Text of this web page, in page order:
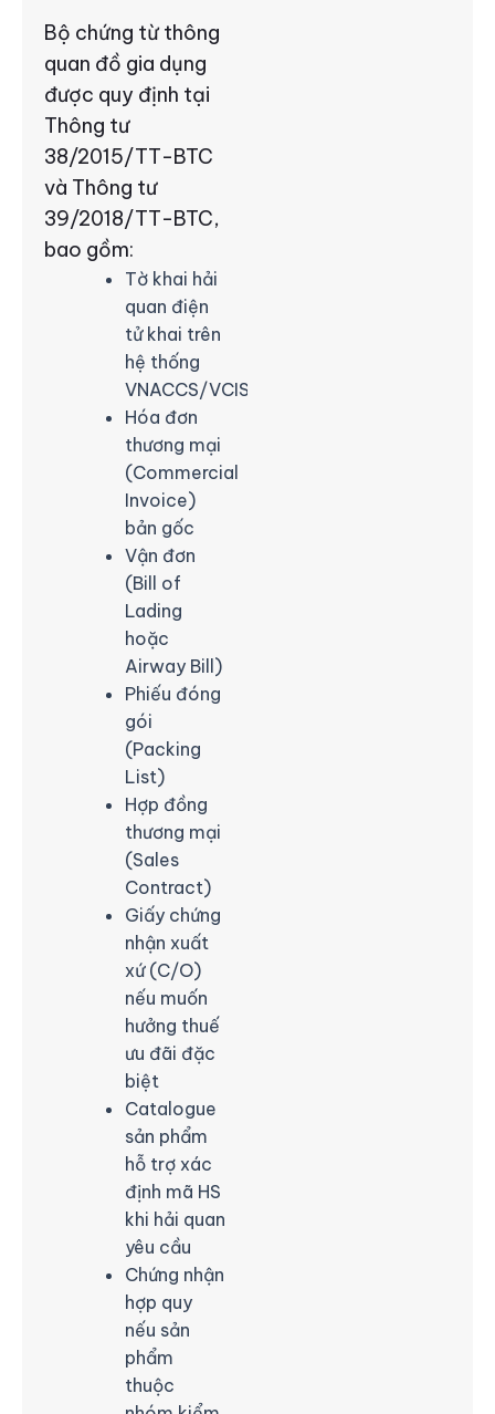
Bộ chứng từ thông
quan đồ gia dụng
được quy định tại
Thông tư
38/2015/TT-BTC
và Thông tư
39/2018/TT-BTC,
bao gồm:
Tờ khai hải
quan điện
tử khai trên
hệ thống
VNACCS/VCIS
Hóa đơn
thương mại
(Commercial
Invoice)
bản gốc
Vận đơn
(Bill of
Lading
hoặc
Airway Bill)
Phiếu đóng
gói
(Packing
List)
Hợp đồng
thương mại
(Sales
Contract)
Giấy chứng
nhận xuất
xứ (C/O)
nếu muốn
hưởng thuế
ưu đãi đặc
biệt
Catalogue
sản phẩm
hỗ trợ xác
định mã HS
khi hải quan
yêu cầu
Chứng nhận
hợp quy
nếu sản
phẩm
thuộc